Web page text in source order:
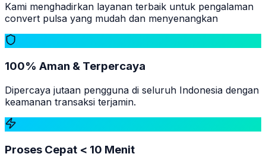
Kami menghadirkan layanan terbaik untuk pengalaman
convert pulsa yang mudah dan menyenangkan
100% Aman & Terpercaya
Dipercaya jutaan pengguna di seluruh Indonesia dengan
keamanan transaksi terjamin.
Proses Cepat < 10 Menit